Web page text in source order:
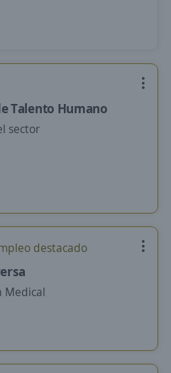
Talento Humano
sector
destacado
Medical